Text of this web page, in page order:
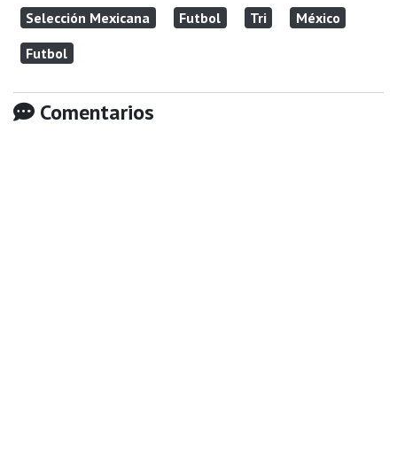
Selección Mexicana Futbol Tri
México
Futbol
Comentarios